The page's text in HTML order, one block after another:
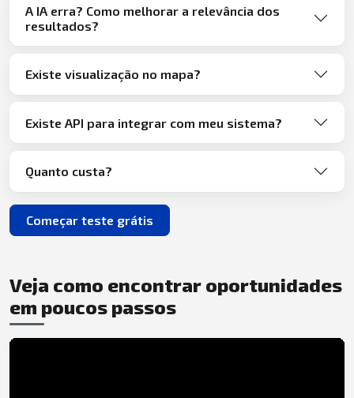
A IA erra? Como melhorar a relevância dos
resultados?
Existe visualização no mapa?
Existe API para integrar com meu sistema?
Quanto custa?
Começar teste grátis
Veja como encontrar oportunidades
em poucos passos